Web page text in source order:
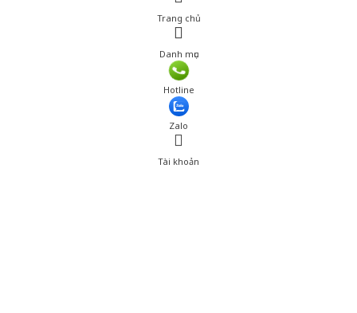
Trang chủ
Danh mục
Hotline
Zalo
Tài khoản